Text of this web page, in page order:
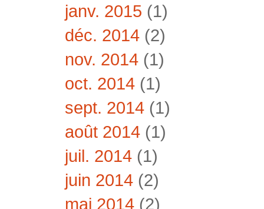
janv. 2015 (1)
déc. 2014 (2)
nov. 2014 (1)
oct. 2014 (1)
sept. 2014 (1)
août 2014 (1)
juil. 2014 (1)
juin 2014 (2)
mai 2014 (2)